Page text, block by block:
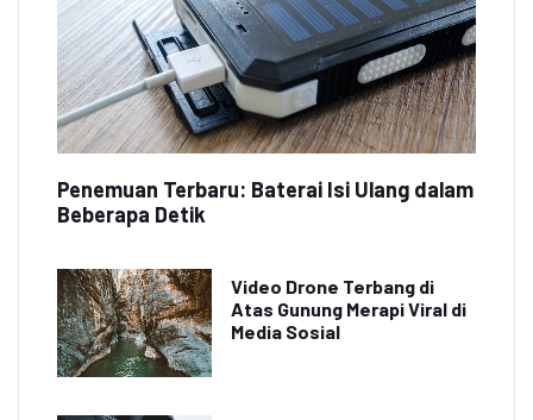
Penemuan Terbaru: Baterai Isi Ulang dalam
Beberapa Detik
Video Drone Terbang di
Atas Gunung Merapi Viral di
Media Sosial